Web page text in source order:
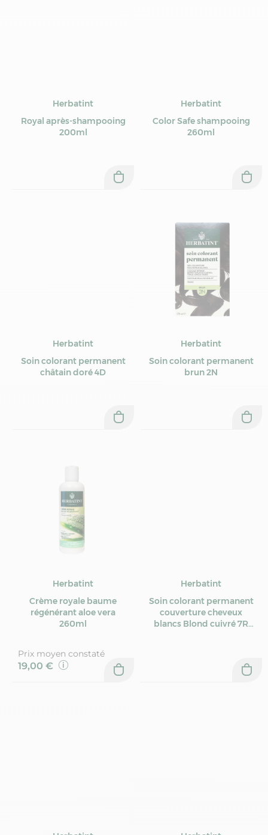
Herbatint
Royal après-shampooing
200ml
Herbatint
Color Safe shampooing
260ml
Herbatint
Soin colorant permanent
châtain doré 4D
Herbatint
Soin colorant permanent
brun 2N
Herbatint
Crème royale baume
régénérant aloe vera
260ml
Prix moyen constaté
19,00 €
Herbatint
Soin colorant permanent
couverture cheveux
blancs Blond cuivré 7R